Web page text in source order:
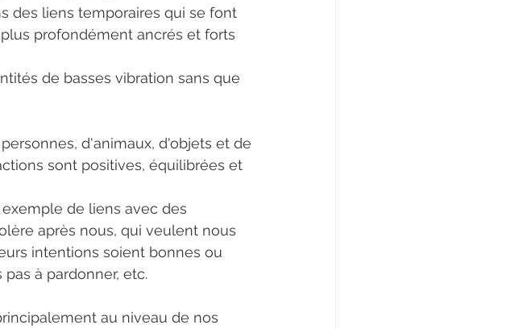
des liens temporaires qui se font
profondément ancrés et forts
de basses vibration sans que
d'animaux, d'objets et de
sont positives, équilibrées et
de liens avec des
après nous, qui veulent nous
intentions soient bonnes ou
à pardonner, etc.
au niveau de nos